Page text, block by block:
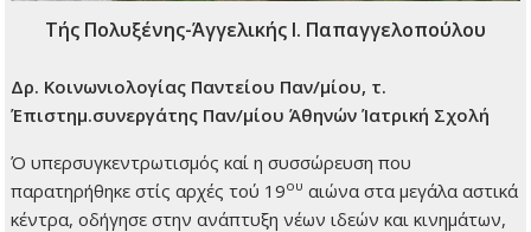
Τής Πολυξένης-Άγγελικής Ι. Παπαγγελοπούλου
Δρ. Κοινωνιολογίας Παντείου Παν/μίου, τ.
Έπιστημ.συνεργάτης Παν/μίου Άθηνών Ίατρική Σχολή
Ό υπερσυγκεντρωτισμός καί η συσσώρευση που
παρατηρήθηκε στίς αρχές τού 19ου αιώνα στα μεγάλα αστικά
κέντρα, οδήγησε στην ανάπτυξη νέων ιδεών και κινημάτων,